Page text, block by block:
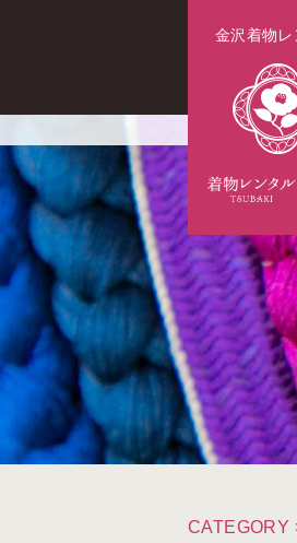
金沢着物
CATEGORY